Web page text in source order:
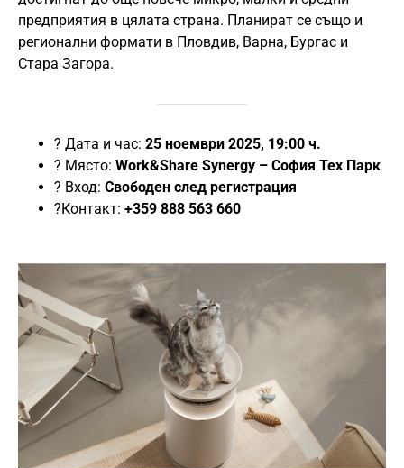
предприятия в цялата страна. Планират се също и
регионални формати в Пловдив, Варна, Бургас и
Стара Загора.
? Дата и час: 25 ноември 2025, 19:00 ч.
? Място: Work&Share Synergy – София Тех Парк
? Вход: Свободен след регистрация
?Контакт: +359 888 563 660